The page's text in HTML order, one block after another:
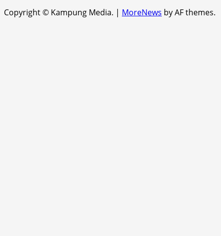
Copyright © Kampung Media. | MoreNews by AF themes.